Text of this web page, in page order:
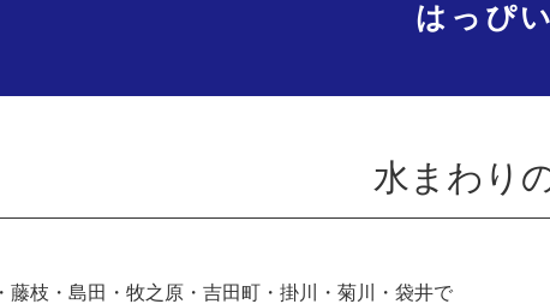
はっぴ
水まわり
藤枝・島田・牧之原・吉田町・掛川・菊川・袋井で